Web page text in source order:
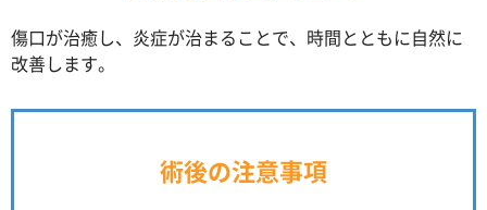
傷口が治癒し、炎症が治まることで、時間とともに自然に
改善します。
術後の注意事項